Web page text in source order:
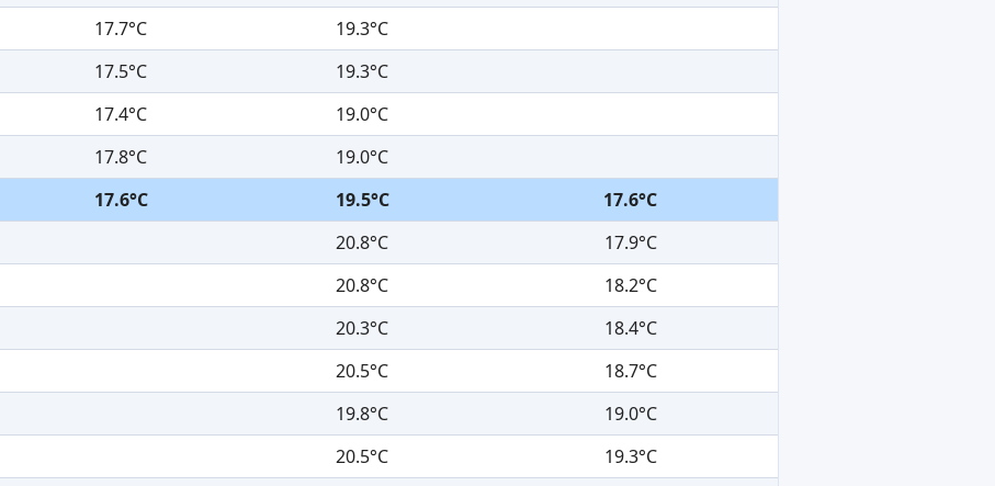
17.7°C
19.3°C
17.5°C
19.3°C
17.4°C
19.0°C
17.8°C
19.0°C
17.6°C 19.5°C
17.6°C
20.8°C
17.9°C
20.8°C
18.2°C
20.3°C
18.4°C
20.5°C
18.7°C
19.8°C
19.0°C
20.5°C
19.3°C